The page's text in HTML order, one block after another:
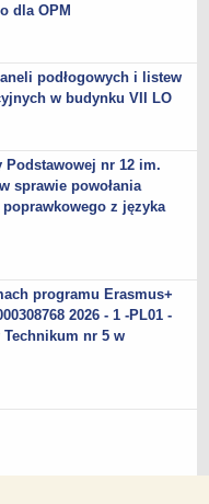
dla OPM
podłogowych i listew
w budynku VII LO
Podstawowej nr 12 im.
sprawie powołania
z języka
programu Erasmus+
2026 - 1 -PL01 -
Technikum nr 5 w